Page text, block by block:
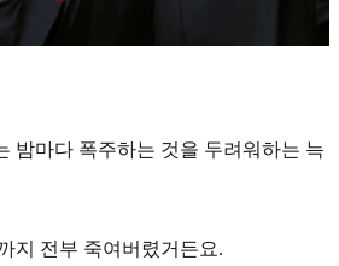
밤마다 폭주하는 것을 두려워하는 늑
지 전부 죽여버렸거든요.